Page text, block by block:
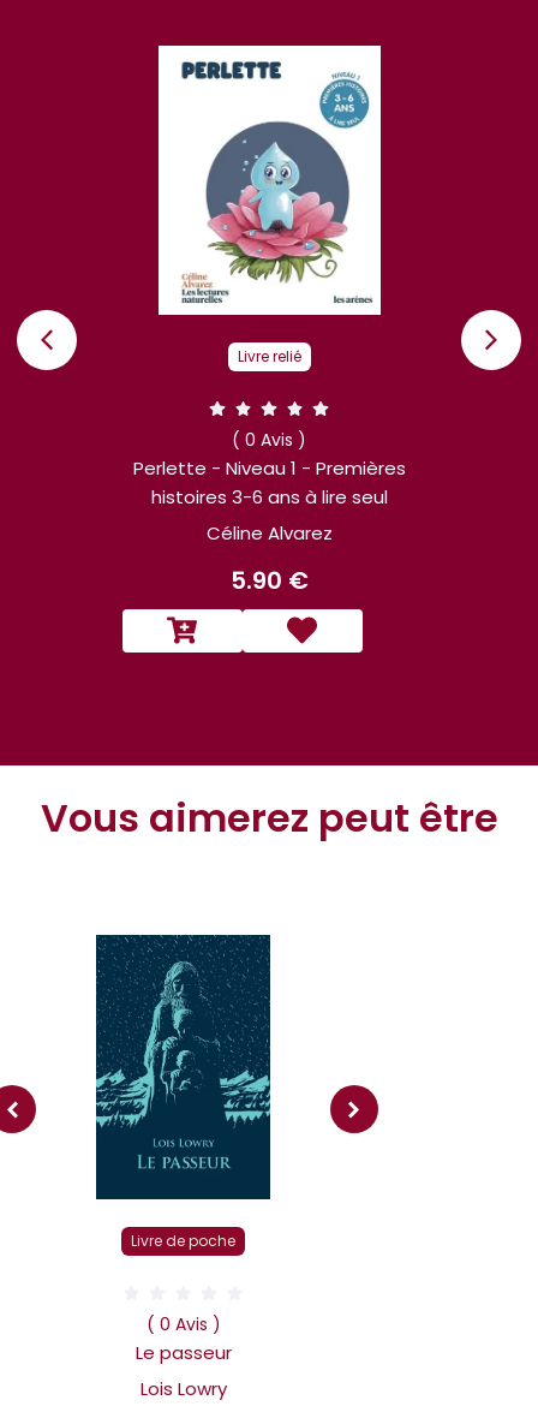
Livre relié
( 0 Avis )
Perlette - Niveau 1 - Premières
histoires 3-6 ans à lire seul
Céline Alvarez
5.90 €
Vous aimerez peut être
Livre de poche
( 0 Avis )
Le passeur
Lois Lowry